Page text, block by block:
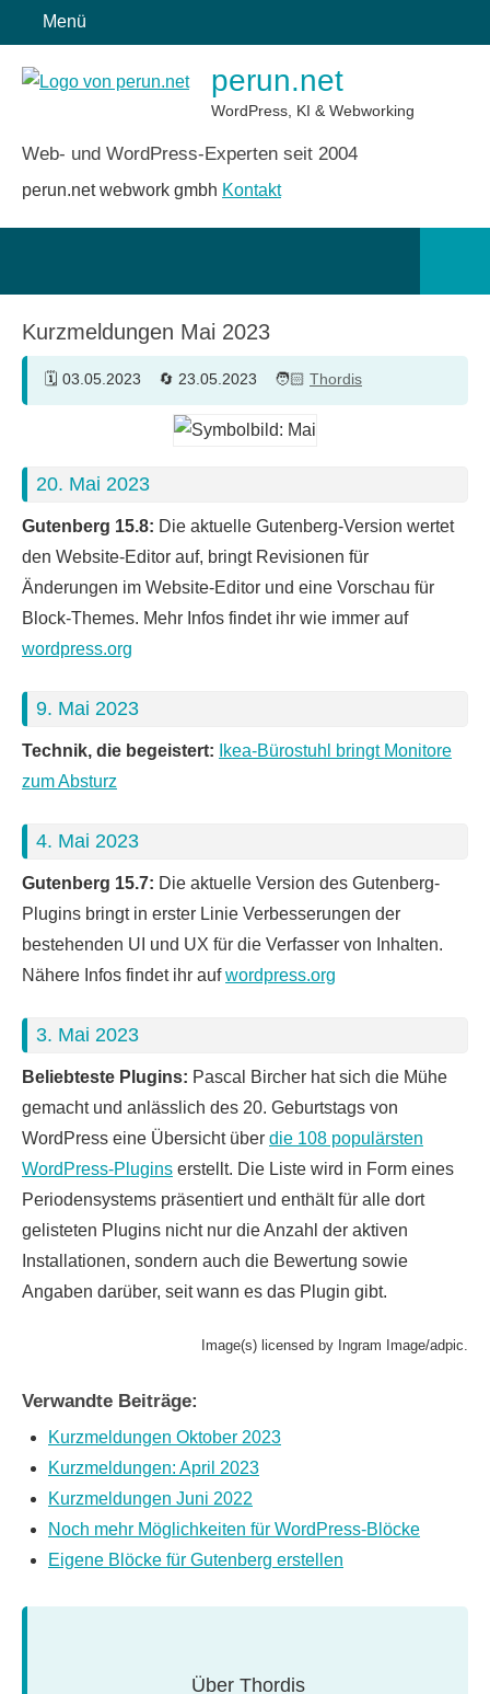
Inhalt
springen
Menü
perun.net
WordPress, KI & Webworking
Web- und WordPress-Experten seit 2004
perun.net webwork gmbh Kontakt
Kurzmeldungen Mai 2023
03.05.2023 23.05.2023 Thordis
20. Mai 2023
Gutenberg 15.8: Die aktuelle Gutenberg-Version wertet
den Website-Editor auf, bringt Revisionen für
Änderungen im Website-Editor und eine Vorschau für
Block-Themes. Mehr Infos findet ihr wie immer auf
wordpress.org
9. Mai 2023
Technik, die begeistert:
Ikea-Bürostuhl bringt Monitore
zum Absturz
4. Mai 2023
Gutenberg 15.7: Die aktuelle Version des Gutenberg-
Plugins bringt in erster Linie Verbesserungen der
bestehenden UI und UX für die Verfasser von Inhalten.
Nähere Infos findet ihr aufwordpress.org
3. Mai 2023
Beliebteste Plugins: Pascal Bircher hat sich die Mühe
gemacht und anlässlich des 20. Geburtstags von
WordPress eine Übersicht über die 108 populärsten
WordPress-Plugins erstellt. Die Liste wird in Form eines
Periodensystems präsentiert und enthält für alle dort
gelisteten Plugins nicht nur die Anzahl der aktiven
Installationen, sondern auch die Bewertung sowie
Angaben darüber, seit wann es das Plugin gibt.
Image(s) licensed by Ingram Image/adpic.
Verwandte Beiträge:
Kurzmeldungen Oktober 2023
Kurzmeldungen: April 2023
Kurzmeldungen Juni 2022
Noch mehr Möglichkeiten für WordPress-Blöcke
Eigene Blöcke für Gutenberg erstellen
Über Thordis